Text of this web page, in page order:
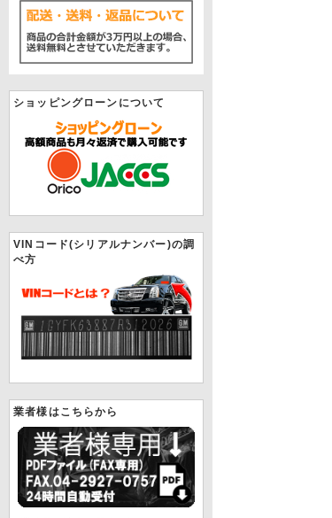
ショッピングローンについて
VINコード(シリアルナンバー)の調
べ方
業者様はこちらから